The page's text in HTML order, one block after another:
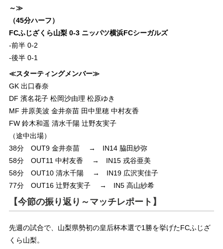
～≫
（45分ハーフ）
FCふじざくら山梨 0‐3 ニッパツ横浜FCシーガルズ
-前半 0-2
-後半 0-1
≪スターティングメンバー≫
GK 出口春奈
DF 濱名花子 松岡沙由理 松原ゆき
MF 井原美波 金井奈苗 田中里穂 中村友香
FW 鈴木和遥 清水千陽 辻野友実子
（途中出場）
38分 OUT9 金井奈苗 → IN14 脇田紗弥
58分 OUT11 中村友香 → IN15 戎谷亜美
58分 OUT10 清水千陽 → IN19 広沢実佳子
77分 OUT16 辻野友実子 → IN5 高山紗希
【今節の振り返り～マッチレポート】
先週の試合で、山梨県勢初の皇后杯本選で1勝を挙げたFCふじざ
くら山梨。